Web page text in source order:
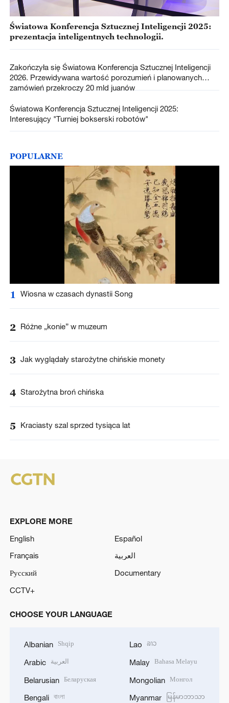
Światowa Konferencja Sztucznej Inteligencji 2025:
prezentacja inteligentnych technologii.
Zakończyła się Światowa Konferencja Sztucznej Inteligencji
2026. Przewidywana wartość porozumień i planowanych
zamówień przekroczy 20 mld juanów
Światowa Konferencja Sztucznej Inteligencji 2025:
Interesujący "Turniej bokserski robotów"
POPULARNE
1 Wiosna w czasach dynastii Song
2 Różne „konie” w muzeum
3 Jak wyglądały starożytne chińskie monety
4 Starożytna broń chińska
5 Kraciasty szal sprzed tysiąca lat
EXPLORE MORE
English
Español
Français
العربية
Русский
Documentary
CCTV+
CHOOSE YOUR LANGUAGE
Albanian Shqip
Arabic العربية
Belarusian Беларуская
Bengali বাংলা
Lao ລາວ
Malay Bahasa Melayu
Mongolian Монгол
Myanmar မြန်မာဘာသာ